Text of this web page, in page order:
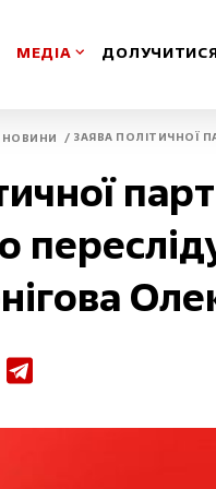
МЕДІА
Івано-
НОВИНИ / ЗАЯВА ПОЛІТИЧНОЇ